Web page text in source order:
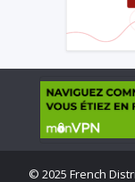
© 2025 French